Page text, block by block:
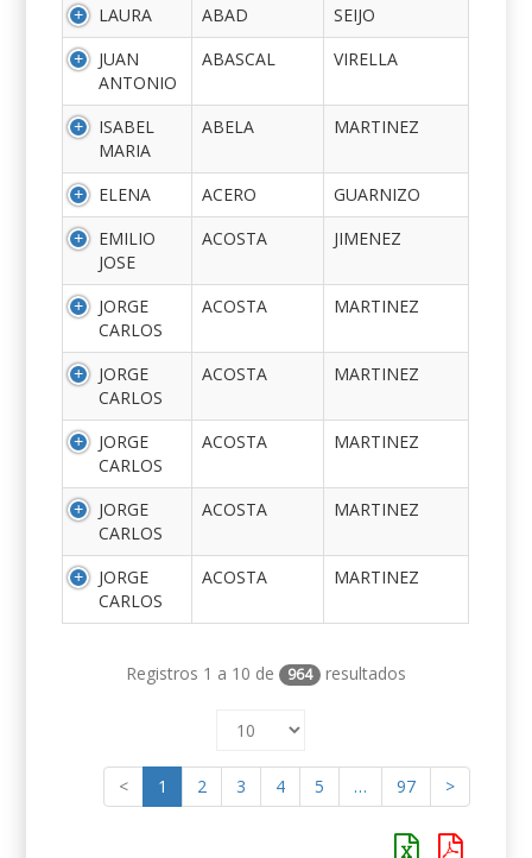
LAURA
ABAD
SEIJO
JUAN
ANTONIO
ABASCAL VIRELLA
ISABEL
MARIA
ABELA MARTINEZ
ELENA ACERO
GUARNIZO
EMILIO
JOSE
ACOSTA JIMENEZ
JORGE
CARLOS
ACOSTA MARTINEZ
JORGE
CARLOS
ACOSTA MARTINEZ
JORGE
CARLOS
ACOSTA MARTINEZ
JORGE
CARLOS
ACOSTA MARTINEZ
JORGE
CARLOS
ACOSTA MARTINEZ
Registros 1 a 10 de 964 resultados
< 1 2 3 4 5 … 97 >